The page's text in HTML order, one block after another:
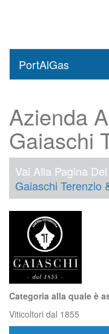
PortAlGas
Azienda
Gaiaschi
Vai Alla Pagina
Gaiaschi Terenzio
Categoria alla quale è
Viticoltori dal 1855